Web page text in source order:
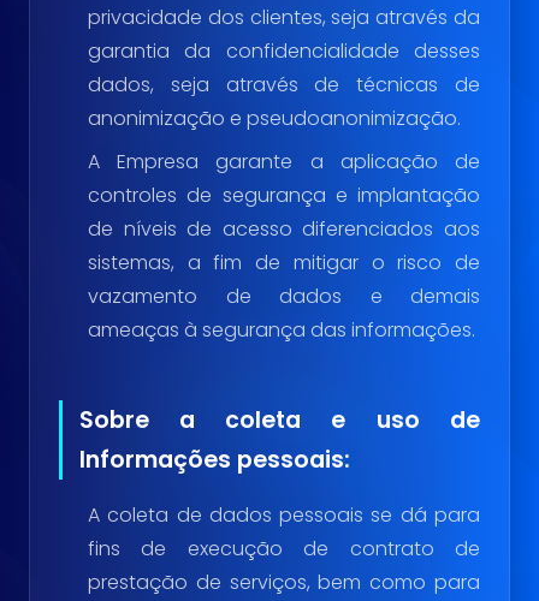
privacidade dos clientes, seja através da
garantia da confidencialidade desses
dados, seja através de técnicas de
anonimização e pseudoanonimização.
A Empresa garante a aplicação de
controles de segurança e implantação
de níveis de acesso diferenciados aos
sistemas, a fim de mitigar o risco de
vazamento de dados e demais
ameaças à segurança das informações.
Sobre a coleta e uso de
Informações pessoais:
A coleta de dados pessoais se dá para
fins de execução de contrato de
prestação de serviços, bem como para